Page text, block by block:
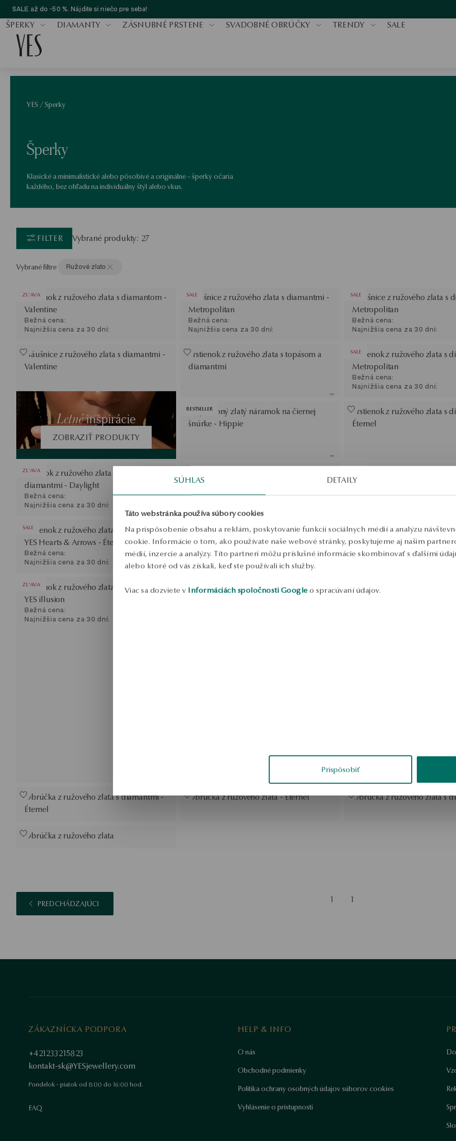
SÚHLAS DETAILY
Táto webstránka používa súbory cookies
Na prispôsobenie obsahu a reklám, poskytovanie funkcií sociálnych médií a analýzu
cookie. Informácie o tom, ako používate naše webové stránky, poskytujeme aj našim
médií, inzercie a analýzy. Títo partneri môžu príslušné informácie skombinovať s ďalšími
alebo ktoré od vás získali, keď ste používali ich služby.
Viac sa dozviete v Informáciách spoločnosti Google o spracúvaní údajov.
Prispôsobiť
SALE až do -50 %. Nájdite si niečo pre seba!
ŠPERKY DIAMANTY ZÁSNUBNÉ PRSTENE SVADOBNÉ OBRÚČKY TRENDY SALE
YES /Sperky
Šperky
Klasické a minimalistické alebo pôsobivé a originálne – šperky očaria
každého, bez ohľadu na individuálny štýl alebo vkus.
FILTER Vybrané produkty: 27
Vybrané filtre Ružové zlato
ZL'AVA
Prstienok z ružového zlata s diamantom -
Valentine
Bežná cena:
Najnižšia cena za 30 dní:
SALE
Náušnice z ružového zlata s diamantmi -
Metropolitan
Bežná cena:
Najnižšia cena za 30 dní:
SALE
Náušnice z ružového zlata s
Metropolitan
Bežná cena:
Najnižšia cena za 30 dní:
Náušnice z ružového zlata s diamantmi -
Valentine
Prstienok z ružového zlata s topásom a
diamantmi
SALE
Prstienok z ružového zlata s
Metropolitan
Bežná cena:
Najnižšia cena za 30 dní:
Letnéinšpirácie
ZOBRAZIŤ PRODUKTY
BESTSELLER
Trojfarebný zlatý náramok na čiernej
šnúrke - Hippie
Prstienok z ružového zlata s
Éternel
ZL'AVA
Prívesok z ružového zlata s topásom a
diamantmi - Daylight
Bežná cena:
Najnižšia cena za 30 dní:
YES Hearts & Arrows -
Bežná cena:
SALE
Prstienok z ružového zlata s diamantom
YES Hearts & Arrows - Éternel
Bežná cena:
Najnižšia cena za 30 dní:
Prstienok z ružového zlata s diamantmi -
Metropolitan
Náhrdelník z ružového zlata s
diamantom - Valentine
ZL'AVA
Prstienok z ružového zlata s diamantom -
YES illusion
Bežná cena:
Najnižšia cena za 30 dní:
Obrúčka z ružového zlata s diamantmi -
Obrúčka z ružového zlata -
Obrúčka z ružového zlata s diamantmi -
Éternel
Obrúčka z ružového zlata - Éternel Obrúčka z ružového zlata s
Obrúčka z ružového zlata
PREDCHÁDZAJÚCI 1 1
ZÁKAZNÍCKA PODPORA
+421233215823
kontakt-sk@YESjewellery.com
Pondelok - piatok od 8:00 do 16:00 hod.
FAQ
HELP & INFO
O nás
Obchodné podmienky
Politika ochrany osobných údajov súborov cookies
Vyhlásenie o prístupnosti